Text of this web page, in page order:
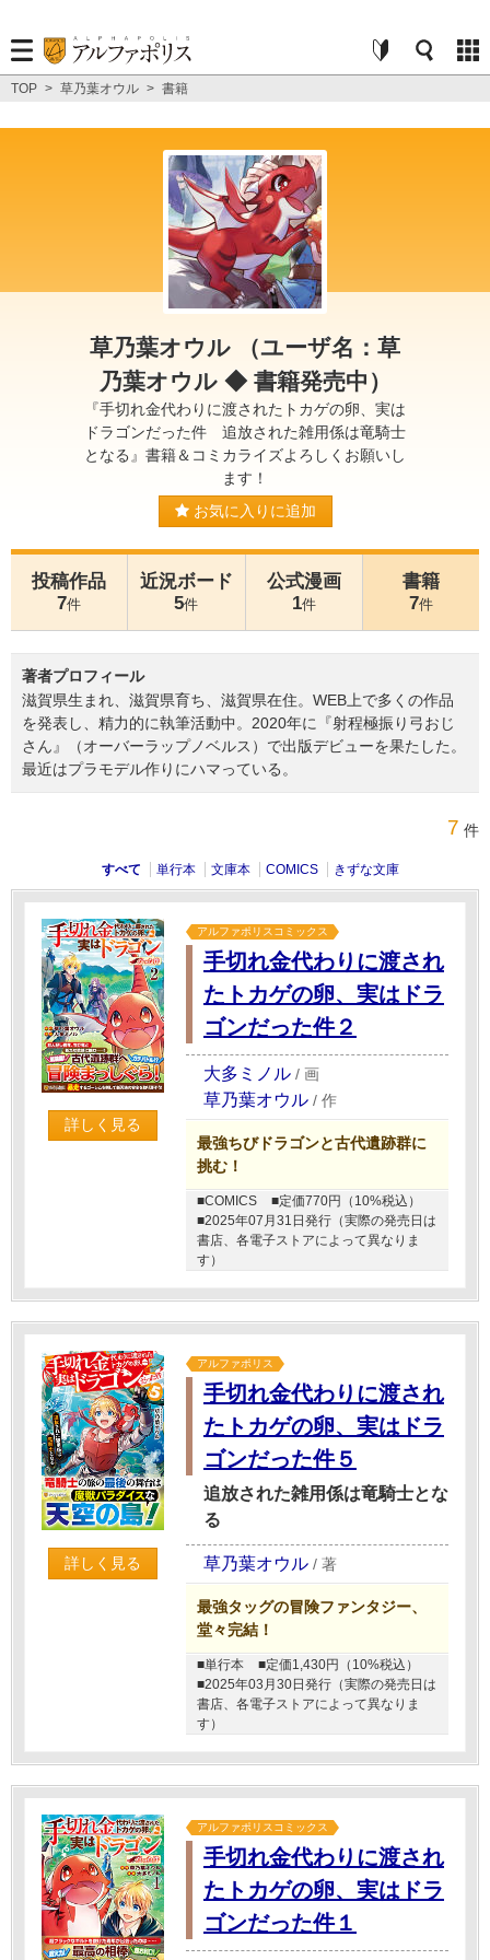
TOP > 草乃葉オウル > 書籍
草乃葉オウル （ユーザ名：草
乃葉オウル ◆ 書籍発売中）
『手切れ金代わりに渡されたトカゲの卵、実は
ドラゴンだった件 追放された雑用係は竜騎士
となる』書籍＆コミカライズよろしくお願いし
ます！
お気に入りに追加
投稿作品
7件
近況ボード
5件
公式漫画
1件
書籍
7件
著者プロフィール
滋賀県生まれ、滋賀県育ち、滋賀県在住。WEB上で多くの作品
を発表し、精力的に執筆活動中。2020年に『射程極振り弓おじ
さん』（オーバーラップノベルス）で出版デビューを果たした。
最近はプラモデル作りにハマっている。
7 件
すべて 単行本 文庫本 COMICS きずな文庫
詳しく見る
アルファポリスコミックス
手切れ金代わりに渡され
たトカゲの卵、実はドラ
ゴンだった件２
大多ミノル / 画
草乃葉オウル / 作
最強ちびドラゴンと古代遺跡群に
挑む！
■COMICS
■定価770円（10%税込）
■2025年07月31日発行（実際の発売日は
書店、各電子ストアによって異なりま
す）
詳しく見る
アルファポリス
手切れ金代わりに渡され
たトカゲの卵、実はドラ
ゴンだった件５
追放された雑用係は竜騎士とな
る
草乃葉オウル / 著
最強タッグの冒険ファンタジー、
堂々完結！
■単行本
■定価1,430円（10%税込）
■2025年03月30日発行（実際の発売日は
書店、各電子ストアによって異なりま
す）
アルファポリスコミックス
手切れ金代わりに渡され
たトカゲの卵、実はドラ
ゴンだった件１